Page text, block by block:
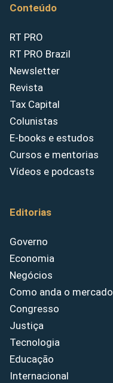
Conteúdo
RT PRO
RT PRO Brazil
Newsletter
Revista
Tax Capital
Colunistas
E-books e estudos
Cursos e mentorias
Vídeos e podcasts
Editorias
Governo
Economia
Negócios
Como anda o mercado
Congresso
Justiça
Tecnologia
Educação
Internacional